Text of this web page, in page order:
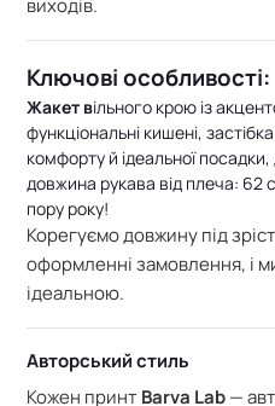
виходів.
Ключові особливості:
Жакет вільного крою із
функціональні кишені, з
комфорту й ідеальної посадки,
довжина рукава від плеча: 62
пору року!
Корегуємо довжину під
оформленні замовлення, і
ідеальною.
Авторський стиль
Кожен принтBarva Lab—